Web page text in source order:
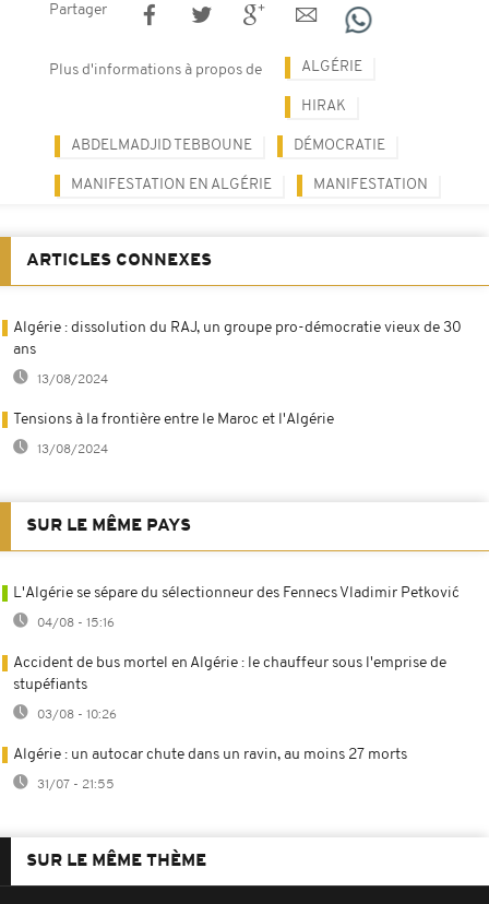
Partager
Plus d'informations à propos de ALGÉRIE
HIRAK
ABDELMADJID TEBBOUNE DÉMOCRATIE
MANIFESTATION EN ALGÉRIE MANIFESTATION
ARTICLES CONNEXES
Algérie : dissolution du RAJ, un groupe pro-démocratie vieux de 30
ans
13/08/2024
Tensions à la frontière entre le Maroc et l'Algérie
13/08/2024
SUR LE MÊME PAYS
L'Algérie se sépare du sélectionneur des Fennecs Vladimir Petković
04/08 - 15:16
Accident de bus mortel en Algérie : le chauffeur sous l'emprise de
stupéfiants
03/08 - 10:26
Algérie : un autocar chute dans un ravin, au moins 27 morts
31/07 - 21:55
SUR LE MÊME THÈME